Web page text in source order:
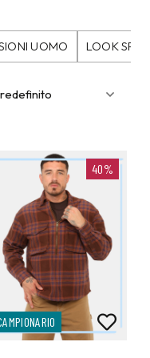
UOMO LOOK
40%